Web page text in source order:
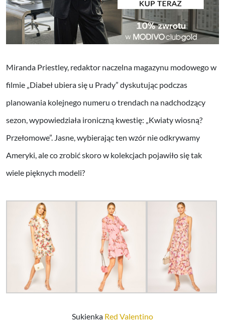
Miranda Priestley, redaktor naczelna magazynu modowego w
filmie „Diabeł ubiera się u Prady” dyskutując podczas
planowania kolejnego numeru o trendach na nadchodzący
sezon, wypowiedziała ironiczną kwestię: „Kwiaty wiosną?
Przełomowe”. Jasne, wybierając ten wzór nie odkrywamy
Ameryki, ale co zrobić skoro w kolekcjach pojawiło się tak
wiele pięknych modeli?
Sukienka Red Valentino